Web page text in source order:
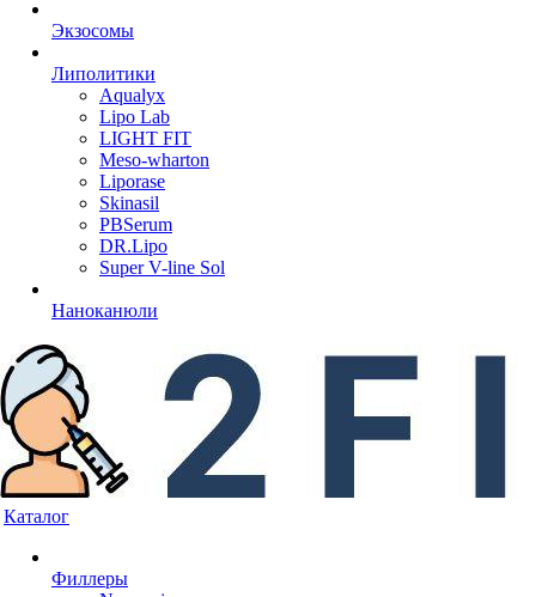
Экзосомы
Липолитики
Aqualyx
Lipo Lab
LIGHT FIT
Meso-wharton
Liporase
Skinasil
PBSerum
DR.Lipo
Super V-line Sol
Наноканюли
Каталог
Филлеры